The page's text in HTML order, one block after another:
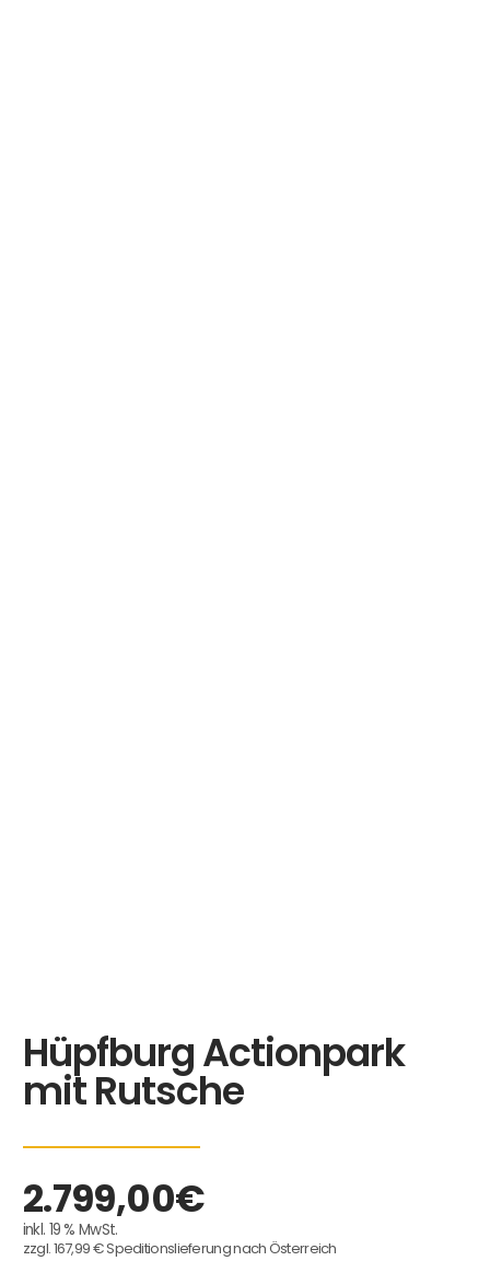
Hüpfburg Actionpark
mit Rutsche
2.799,00€
inkl. 19 % MwSt.
zzgl. 167,99 € Speditionslieferung nach Österreich